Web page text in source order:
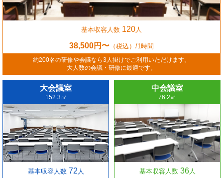
基本収容人数 120人
38,500円〜 （税込）/1時間
約200名の研修や会議なら3人掛けでご利用いただけます。
大人数の会議・研修に最適です。
大会議室
152.3㎡
基本収容人数 72 人
中会議室
76.2㎡
基本収容人数 36人